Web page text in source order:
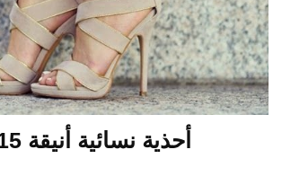
أحذية نسائية أنيقة 2015